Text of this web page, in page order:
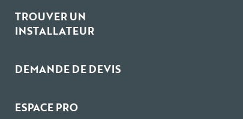
TROUVER UN
INSTALLATEUR
DEMANDE DE DEVIS
ESPACE PRO